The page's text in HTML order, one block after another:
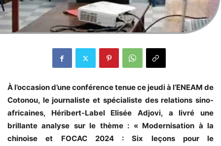
À l’occasion d’une conférence tenue ce jeudi à l’ENEAM de
Cotonou, le journaliste et spécialiste des relations sino-
africaines, Héribert-Label Elisée Adjovi, a livré une
brillante analyse sur le thème : « Modernisation à la
chinoise et FOCAC 2024 : Six leçons pour le